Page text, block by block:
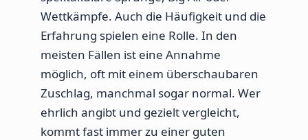
Wettkämpfe. Auch die Häufigkeit und die
Erfahrung spielen eine Rolle. In den
meisten Fällen ist eine Annahme
möglich, oft mit einem überschaubaren
Zuschlag, manchmal sogar normal. Wer
ehrlich angibt und gezielt vergleicht,
kommt fast immer zu einer guten